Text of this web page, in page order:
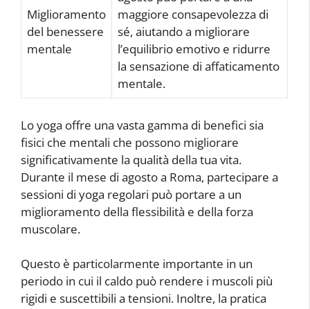
Miglioramento
del benessere
mentale
maggiore consapevolezza di
sé, aiutando a migliorare
l’equilibrio emotivo e ridurre
la sensazione di affaticamento
mentale.
Lo yoga offre una vasta gamma di benefici sia
fisici che mentali che possono migliorare
significativamente la qualità della tua vita.
Durante il mese di agosto a Roma, partecipare a
sessioni di yoga regolari può portare a un
miglioramento della flessibilità e della forza
muscolare.
Questo è particolarmente importante in un
periodo in cui il caldo può rendere i muscoli più
rigidi e suscettibili a tensioni. Inoltre, la pratica